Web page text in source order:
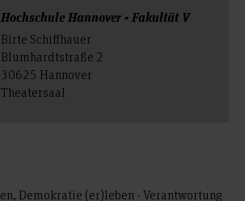
Hochschule Hannover - Fakultät V
Birte Schiffhauer
Blumhardtstraße 2
30625 Hannover
Theatersaal